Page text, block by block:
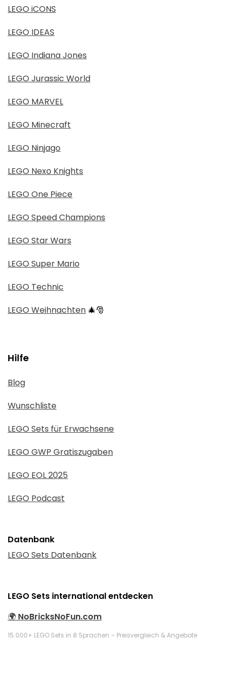
LEGO iCONS
LEGO IDEAS
LEGO Indiana Jones
LEGO Jurassic World
LEGO MARVEL
LEGO Minecraft
LEGO Ninjago
LEGO Nexo Knights
LEGO One Piece
LEGO Speed Champions
LEGO Star Wars
LEGO Super Mario
LEGO Technic
LEGO Weihnachten 🎄🎅
Hilfe
Blog
Wunschliste
LEGO Sets für Erwachsene
LEGO GWP Gratiszugaben
LEGO EOL 2025
LEGO Podcast
Datenbank
LEGO Sets Datenbank
LEGO Sets international entdecken
🌍 NoBricksNoFun.com
15.000+ LEGO Sets in 8 Sprachen – Preisvergleich & Angebote